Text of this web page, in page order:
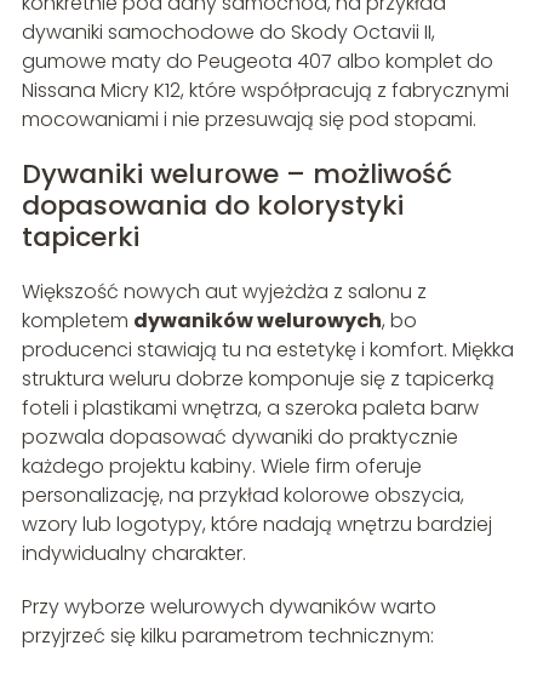
dywaniki samochodowe do Skody Octavii II,
gumowe maty do Peugeota 407 albo komplet do
Nissana Micry K12, które współpracują z fabrycznymi
mocowaniami i nie przesuwają się pod stopami.
Dywaniki welurowe – możliwość
dopasowania do kolorystyki
tapicerki
Większość nowych aut wyjeżdża z salonu z
kompletem dywaników welurowych, bo
producenci stawiają tu na estetykę i komfort. Miękka
struktura weluru dobrze komponuje się z tapicerką
foteli i plastikami wnętrza, a szeroka paleta barw
pozwala dopasować dywaniki do praktycznie
każdego projektu kabiny. Wiele firm oferuje
personalizację, na przykład kolorowe obszycia,
wzory lub logotypy, które nadają wnętrzu bardziej
indywidualny charakter.
Przy wyborze welurowych dywaników warto
przyjrzeć się kilku parametrom technicznym: